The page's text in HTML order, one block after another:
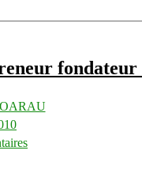
fondateur
Interview